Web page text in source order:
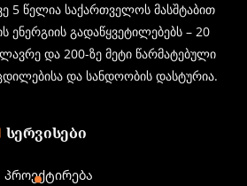
5 წელია საქართველოს მასშტაბით
ენერგიის გადაწყვეტილებებს – 20
და 200-ზე მეტი წარმატებული
და სანდოობის დასტურია.
ᲡᲔᲠᲕᲘᲡᲔᲑᲘ
პროექტირება